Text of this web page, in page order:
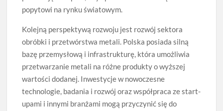
popytowi na rynku światowym.
Kolejną perspektywą rozwoju jest rozwój sektora
obróbki i przetwórstwa metali. Polska posiada silną
bazę przemysłową i infrastrukturę, która umożliwia
przetwarzanie metali na różne produkty o wyższej
wartości dodanej. Inwestycje w nowoczesne
technologie, badania i rozwój oraz współpraca ze start-
upami i innymi branżami mogą przyczynić się do